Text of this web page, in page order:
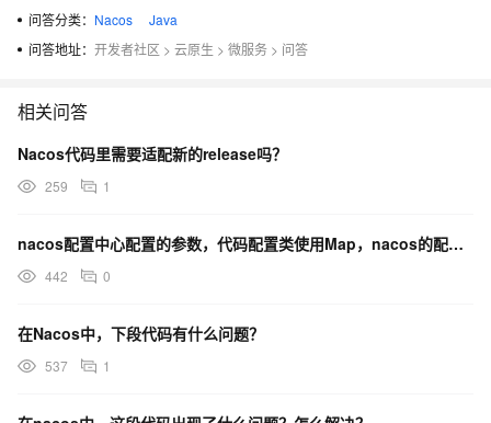
问答分类： Nacos
Java
问答地址： 开发者社区 > 云原生 > 微服务 > 问答
相关问答
Nacos代码里需要适配新的release吗？
259 1
nacos配置中心配置的参数，代码配置类使用Map，nacos的配置自动刷新就不生效，这是为什么？
442 0
在Nacos中，下段代码有什么问题？
537 1